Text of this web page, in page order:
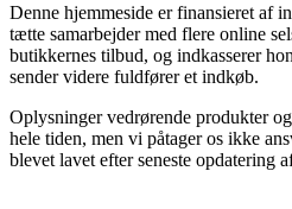
Denne hjemmeside er finansieret af
tætte samarbejder med flere online
butikkernes tilbud, og indkasserer
sender videre fuldfører et indkøb.
Oplysninger vedrørende produkter
hele tiden, men vi påtager os ikke
blevet lavet efter seneste opdatering